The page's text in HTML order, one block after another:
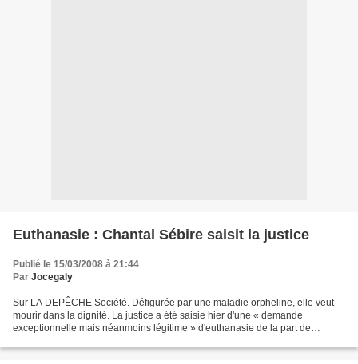
Euthanasie : Chantal Sébire saisit la justice
Publié le 15/03/2008 à 21:44
Par Jocegaly
Sur LA DEPÊCHE Société. Défigurée par une maladie orpheline, elle veut
mourir dans la dignité. La justice a été saisie hier d'une « demande
exceptionnelle mais néanmoins légitime » d'euthanasie de la part de